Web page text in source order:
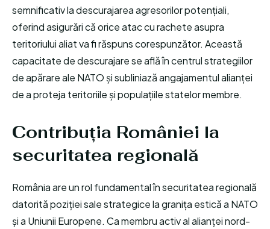
semnificativ la descurajarea agresorilor potențiali,
oferind asigurări că orice atac cu rachete asupra
teritoriului aliat va fi răspuns corespunzător. Această
capacitate de descurajare se află în centrul strategiilor
de apărare ale NATO și subliniază angajamentul alianței
de a proteja teritoriile și populațiile statelor membre.
Contribuția României la
securitatea regională
România are un rol fundamental în securitatea regională
datorită poziției sale strategice la granița estică a NATO
și a Uniunii Europene. Ca membru activ al alianței nord-